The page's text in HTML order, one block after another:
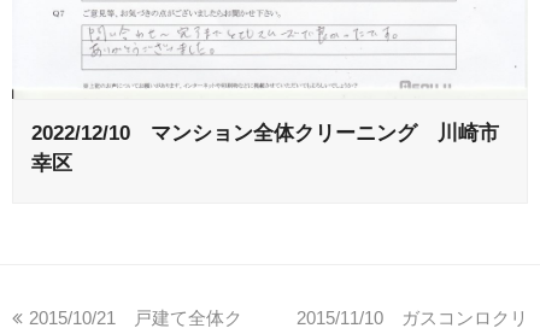
2022/12/10 マンション全体クリーニング 川崎市
幸区
2015/10/21 戸建て全体ク
2015/11/10 ガスコンロクリ